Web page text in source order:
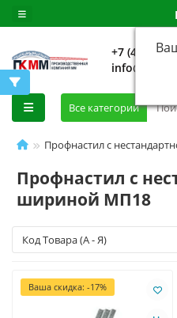
+7 (499)
Все категории
Профнастил с
Профнастил с
шириной МП18
Ваша скидка: -17%